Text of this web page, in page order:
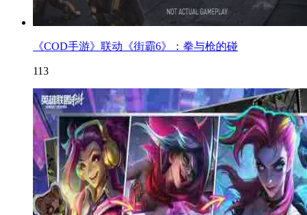
《COD手游》联动《街霸6》：拳与枪的碰
113